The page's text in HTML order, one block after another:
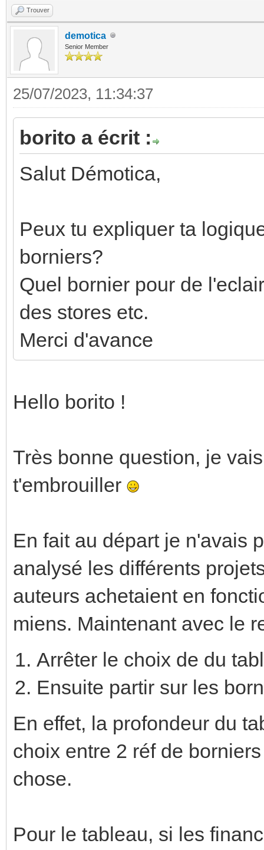
Trouver
demotica
Senior Member
25/07/2023, 11:34:37
borito a écrit :
Salut Démotica,
Peux tu expliquer ta
borniers?
Quel bornier pour de
des stores etc.
Merci d'avance
Hello borito !
Très bonne question, je
t'embrouiller
En fait au départ je n'avais
analysé les différents
auteurs achetaient en
miens. Maintenant avec le
Arrêter le choix de du
Ensuite partir sur les
En effet, la profondeur du
choix entre 2 réf de
chose.
Pour le tableau, si les